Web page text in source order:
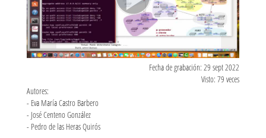
Fecha de grabación: 29 sept 2022
Visto: 79 veces
Autores:
- Eva María Castro Barbero
- José Centeno González
- Pedro de las Heras Quirós